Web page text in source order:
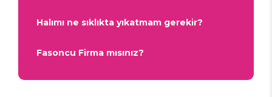
Halımı ne sıklıkta yıkatmam gerekir?
Fasoncu Firma mısınız?